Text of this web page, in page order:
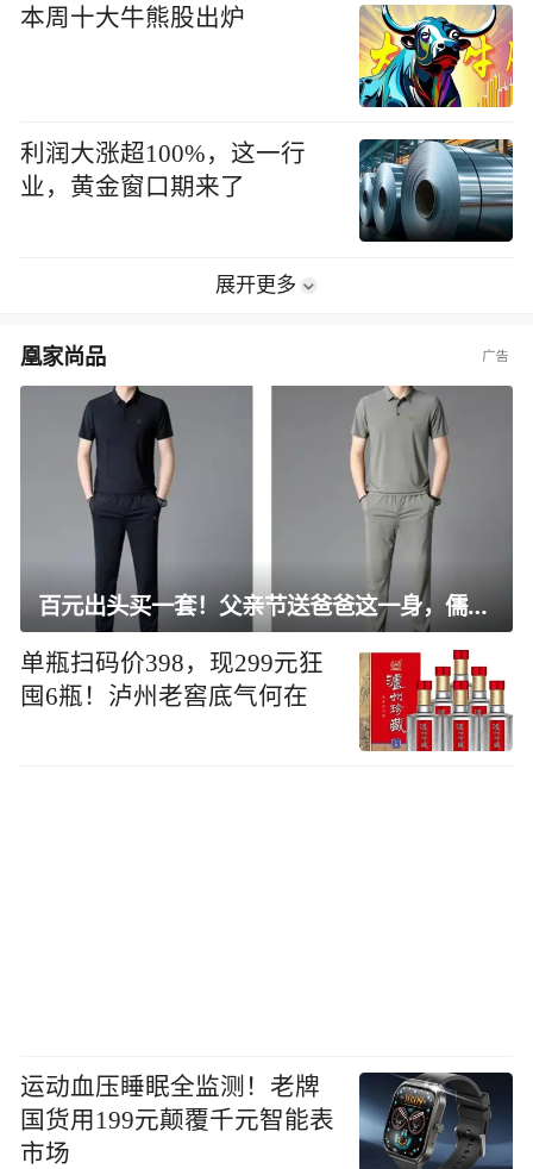
本周十大牛熊股出炉
利润大涨超100%，这一行
业，黄金窗口期来了
展开更多
凰家尚品
百元出头买一套！父亲节送爸爸这一身，儒雅有型还凉爽
单瓶扫码价398，现299元狂
囤6瓶！泸州老窖底气何在
运动血压睡眠全监测！老牌
国货用199元颠覆千元智能表
市场